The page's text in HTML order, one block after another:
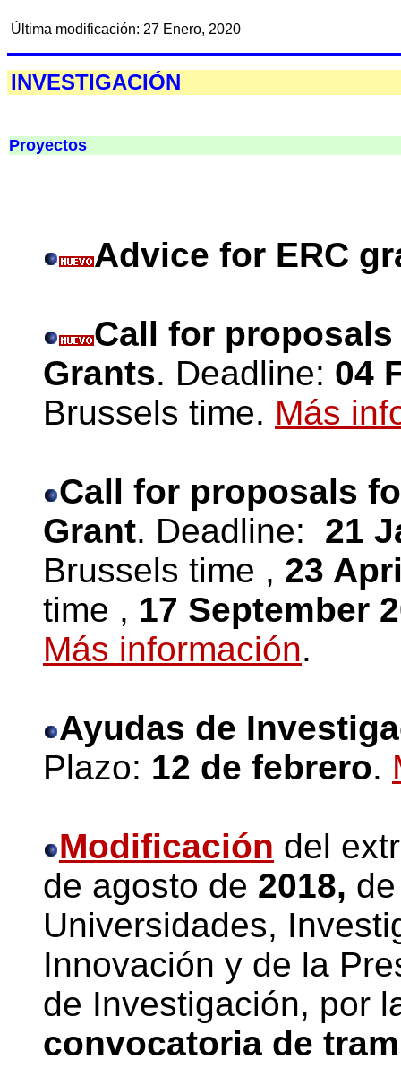
Última modificación: 27 Enero, 2020
INVESTIGACIÓN
Proyectos
Advice for ERC
Call for
Grants. Deadline: 04
Brussels time. Más
Call for proposals
Grant. Deadline: 21
Brussels time , 23
time , 17 September
Más información.
Ayudas de
Plazo: 12 de febrero.
Modificación del
de agosto de 2018,
Universidades,
Innovación y de la
de Investigación, por
convocatoria de